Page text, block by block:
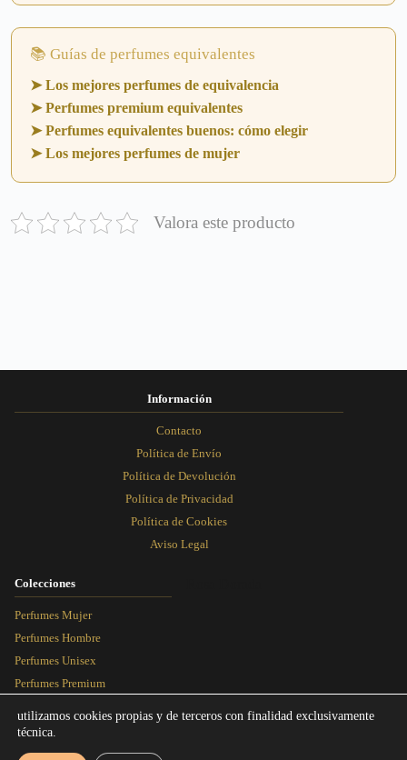
📚 Guías de perfumes equivalentes
➤ Los mejores perfumes de equivalencia
➤ Perfumes premium equivalentes
➤ Perfumes equivalentes buenos: cómo elegir
➤ Los mejores perfumes de mujer
Valora este producto
Información
Contacto
Política de Envío
Política de Devolución
Política de Privacidad
Política de Cookies
Aviso Legal
Colecciones
Perfumes Mujer
Perfumes Hombre
Perfumes Unisex
Perfumes Premium
utilizamos cookies propias y de terceros con finalidad exclusivamente
técnica.